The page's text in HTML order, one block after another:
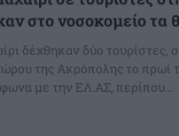
στο νοσοκομείο τα
δέχθηκαν δύο τουρίστες,
της Ακρόπολης το πρωί
με την ΕΛ.ΑΣ, περίπου...